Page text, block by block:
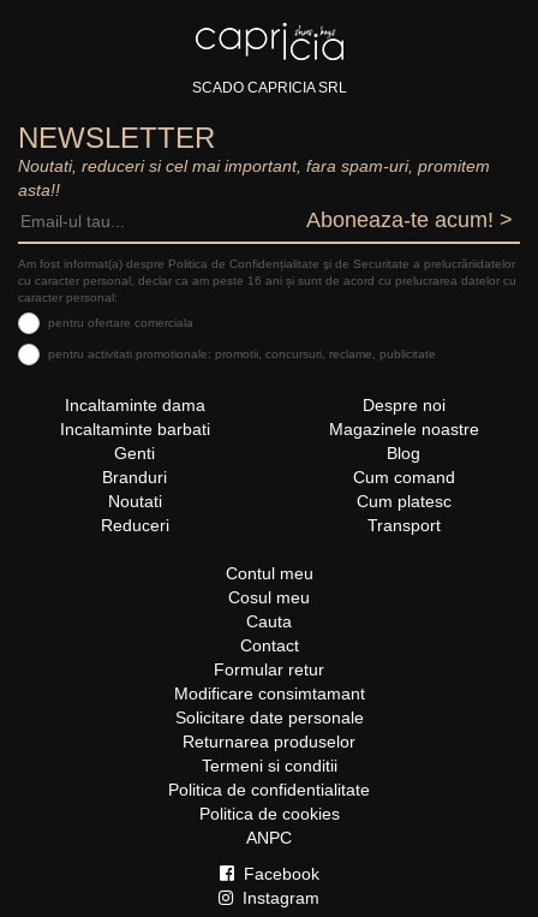
SCADO CAPRICIA SRL
NEWSLETTER
Noutati, reduceri si cel mai important, fara spam-uri, promitem
asta!!
Aboneaza-te acum! >
Am fost informat(a) despre Politica de Confidențialitate şi de Securitate a prelucrăriidatelor
cu caracter personal, declar ca am peste 16 ani și sunt de acord cu prelucrarea datelor cu
caracter personal:
pentru ofertare comerciala
pentru activitati promotionale: promotii, concursuri, reclame, publicitate
Incaltaminte dama
Incaltaminte barbati
Genti
Branduri
Noutati
Reduceri
Despre noi
Magazinele noastre
Blog
Cum comand
Cum platesc
Transport
Contul meu
Cosul meu
Cauta
Contact
Formular retur
Modificare consimtamant
Solicitare date personale
Returnarea produselor
Termeni si conditii
Politica de confidentialitate
Politica de cookies
ANPC
Facebook
Instagram